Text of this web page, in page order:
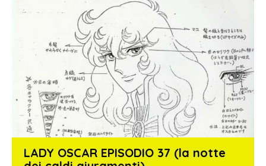
LADY OSCAR EPISODIO 37 (la notte